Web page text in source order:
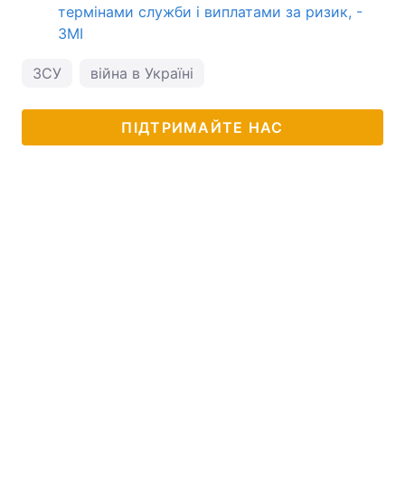
термінами служби і виплатами за ризик, -
ЗМІ
ЗСУ війна в Україні
ПІДТРИМАЙТЕ НАС